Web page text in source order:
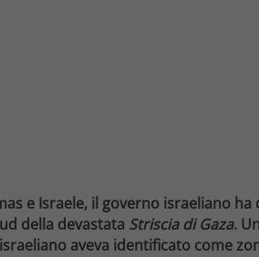
e Israele, il governo israeliano
della devastata Striscia di Gaza.
aveva identificato come